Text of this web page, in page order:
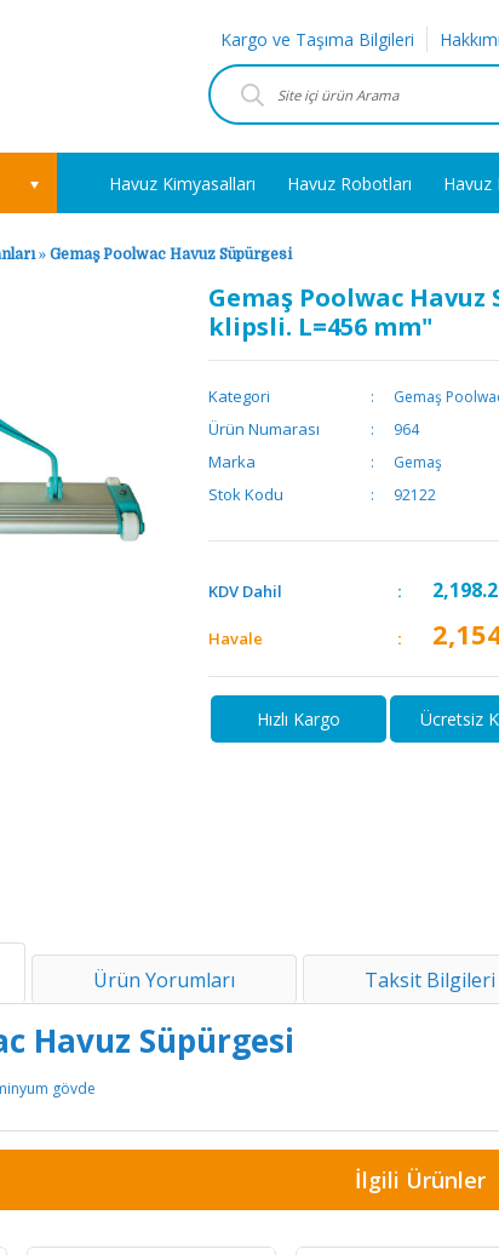
Kargo ve Taşıma Bilgileri
Havuz Kimyasalları Havuz Robotları Havuz
» Gemaş Poolwac Havuz Süpürgesi
Gemaş Poolwac
klipsli. L=456 mm"
Kategori Gemaş
Ürün Numarası 964
Marka Gemaş
Stok Kodu 92122
KDV Dahil
Havale
Hızlı Kargo Ücretsiz
Ürün Yorumları Taksit Bilgileri
Havuz Süpürgesi
gövde
İlgili Ürünler